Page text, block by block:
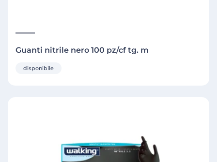
Guanti nitrile nero 100 pz/cf tg. m
disponibile